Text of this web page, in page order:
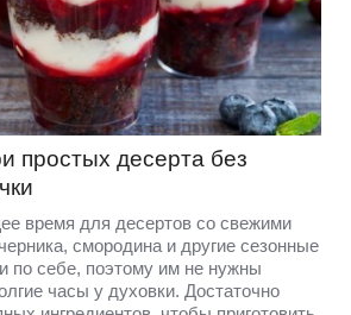
простых десерта без
время для десертов со свежими
смородина и другие сезонные
по себе, поэтому им не нужны
часы у духовки. Достаточно